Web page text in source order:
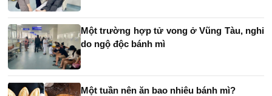
Một trường hợp tử vong ở Vũng Tàu, nghi
do ngộ độc bánh mì
Một tuần nên ăn bao nhiêu bánh mì?